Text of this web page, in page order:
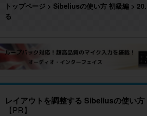
トップページ > Sibeliusの使い方 初級編 >
る
レイアウトを調整する Sibeliusの使い方
【PR】